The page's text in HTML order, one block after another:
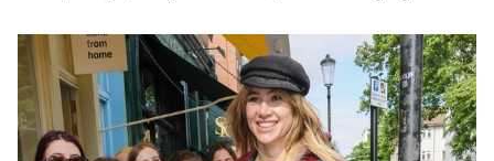
in kateri album opisuje kot najbolj osebnega v svoji
karieri.